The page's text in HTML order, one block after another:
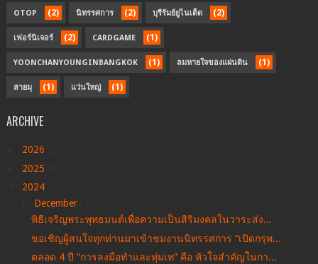
OTOP (2) นิทรรศการ (2) บุรีรัมย์ยูไนเต็ด (2)
เฟอร์นิเจอร์ (2) CARDGAME (1)
YOONCHANYOUNGINBANGKOK (1) ลมหายใจของแผ่นดิน (1)
สายมุ (1) แว่นใหญ่ (1)
ARCHIVE
2026
2025
2024
December
พิธีเจริญพระพุทธมนต์เพื่อความเป็นสิริมงคลในวาระส่ง...
ขอเชิญผู้สนใจทุกท่านมาเข้าชมงานนิทรรศการ “เปิดกรุพ...
ตลอด 4 ปี “การลงมือทำและทุ่มเท” คือ หัวใจสำคัญในกา...